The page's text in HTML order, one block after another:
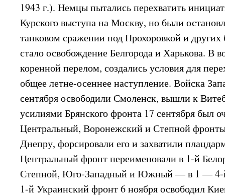
1943 г.). Немцы пытались перехватить
Курского выступа на Москву, но были
танковом сражении под Прохоровкой и других
стало освобождение Белгорода и Харькова. В
коренной перелом, создались условия для
общее летне-осеннее наступление. Войска
сентября освободили Смоленск, вышли к
усилиями Брянского фронта 17 сентября был
Центральный, Воронежский и Степной
Днепру, форсировали его и захватили
Центральный фронт переименовали в 1-й
Степной, Юго-Западный и Южный — в 1 — 4-
1-й Украинский фронт 6 ноября освободил